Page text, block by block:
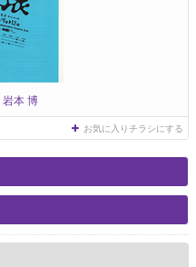
岩本 博
お気に入りチラシにする